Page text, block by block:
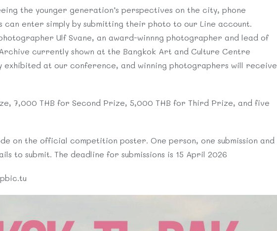
the younger generation’s perspectives on the city, phone
enter simply by submitting their photo to our Line account.
Ulf Svane, an award-winnng photographer and lead of
currently shown at the Bangkok Art and Culture Centre
exhibited at our conference, and winning photographers will receive
7,000 THB for Second Prize, 5,000 THB for Third Prize, and five
on the official competition poster. One person, one submission and
to submit. The deadline for submissions is 15 April 2026